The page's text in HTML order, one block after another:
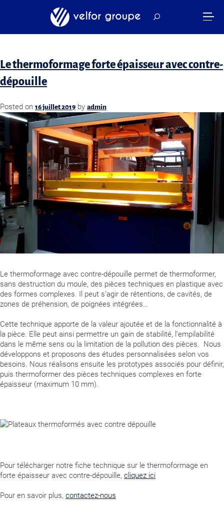
Le thermoformage forte épaisseur avec contre-
dépouille
Posted on 16 juillet 2019 by admin
Le thermoformage avec contre-dépouille permet de thermoformer,
sans destruction du moule, des pièces techniques en plastique avec
des formes complexes. Il peut s’agir de rétentions, de cavités, de
zones de préhension, de poignées intégrées…
Cette technique apporte de la valeur ajoutée et de la fonctionnalité à
la pièce. Elle peut ainsi permettre un gain de stabilité, l’empilabilité
dans le même sens ou la limitation de la pollution des pièces. Nous
développons et proposons des études personnalisées selon vos
besoins. Nous réalisons ensuite les prototypes associés pour définir,
puis thermoformer des pièces techniques complexes en forte
épaisseur (maximum 10 mm).
Pour télécharger notre fiche technique sur le thermoformage en
forte épaisseur avec contre-dépouille, cliquez ici
Pour en savoir plus, contactez-nous